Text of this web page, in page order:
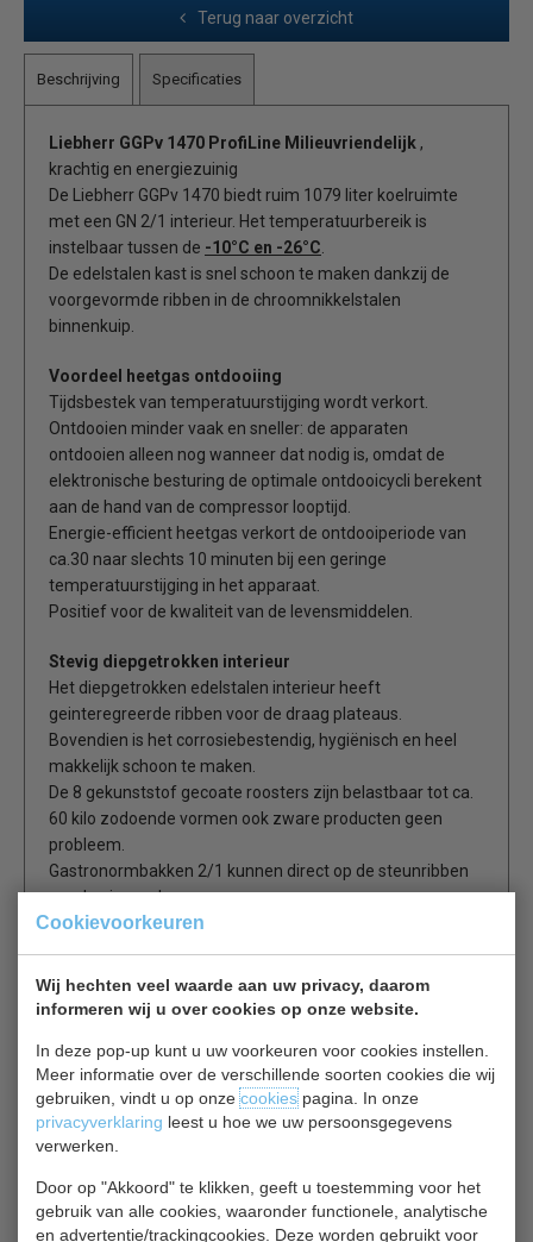
Cookievoorkeuren
Wij hechten veel waarde aan uw privacy, daarom
informeren wij u over cookies op onze website.
In deze pop-up kunt u uw voorkeuren voor cookies instellen.
Meer informatie over de verschillende soorten cookies die wij
gebruiken, vindt u op onzecookiespagina. In onze
privacyverklaring leest u hoe we uw persoonsgegevens
verwerken.
Door op "Akkoord" te klikken, geeft u toestemming voor het
gebruik van alle cookies, waaronder functionele, analytische
en advertentie/trackingcookies. Deze worden gebruikt voor
Terug naar overzicht
Beschrijving Specificaties
Liebherr GGPv 1470 ProfiLine Milieuvriendelijk ,
krachtig en energiezuinig
De Liebherr GGPv 1470 biedt ruim 1079 liter koelruimte
met een GN 2/1 interieur. Het temperatuurbereik is
instelbaar tussen de -10°C en -26°C
De edelstalen kast is snel schoon te maken dankzij de
voorgevormde ribben in de chroomnikkelstalen
binnenkuip.
Voordeel heetgas ontdooiing
Tijdsbestek van temperatuurstijging wordt verkort.
Ontdooien minder vaak en sneller: de apparaten
ontdooien alleen nog wanneer dat nodig is, omdat de
elektronische besturing de optimale ontdooicycli berekent
aan de hand van de compressor looptijd.
Energie-efficient heetgas verkort de ontdooiperiode van
ca.30 naar slechts 10 minuten bij een geringe
temperatuurstijging in het apparaat.
Positief voor de kwaliteit van de levensmiddelen.
Stevig diepgetrokken interieur
Het diepgetrokken edelstalen interieur heeft
geinteregreerde ribben voor de draag plateaus.
Bovendien is het corrosiebestendig, hygiënisch en heel
makkelijk schoon te maken.
De 8 gekunststof gecoate roosters zijn belastbaar tot ca.
60 kilo zodoende vormen ook zware producten geen
probleem.
Gastronormbakken 2/1 kunnen direct op de steunribben
worden ingeschoven.
De uit één stuk diepgetrokken bodemplaat beschrikt
vuil gemakkelijk te verwijderen.
De apparaten beschrikken over een zeer effectieve, 83
mm dikke isolatie in de wanden en een 60 mm dikke
isolatielaag in de deur.
Dit bevordert de temperatuur constandheid en houdt het
De deur is geconstrueerd voor een zeer goede afdichting,
waardoor koudeverlies uit de ruimte wordt verhinderd.